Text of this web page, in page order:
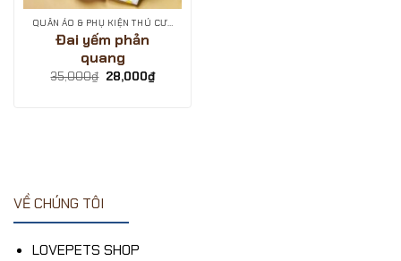
QUẦN ÁO & PHỤ KIỆN THÚ CƯNG
Đai yếm phản
quang
35,000₫ Giá
gốc
28,000₫Giá
hiện
VỀ CHÚNG TÔI
LOVEPETS SHOP